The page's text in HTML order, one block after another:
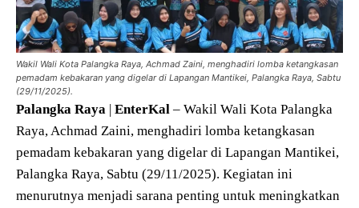
Wakil Wali Kota Palangka Raya, Achmad Zaini, menghadiri lomba ketangkasan
pemadam kebakaran yang digelar di Lapangan Mantikei, Palangka Raya, Sabtu
(29/11/2025).
Palangka Raya | EnterKal – Wakil Wali Kota Palangka
Raya, Achmad Zaini, menghadiri lomba ketangkasan
pemadam kebakaran yang digelar di Lapangan Mantikei,
Palangka Raya, Sabtu (29/11/2025). Kegiatan ini
menurutnya menjadi sarana penting untuk meningkatkan